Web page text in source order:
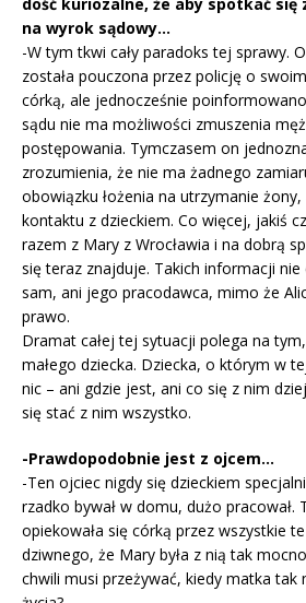
na wyrok sądowy…
-W tym tkwi cały paradoks tej sprawy.
została pouczona przez policję o
córką, ale jednocześnie
sądu nie ma możliwości zmuszenia
postępowania. Tymczasem on
zrozumienia, że nie ma żadnego
obowiązku łożenia na utrzymanie
kontaktu z dzieckiem. Co więcej, jakiś
razem z Mary z Wrocławia i na dobrą
się teraz znajduje. Takich informacji nie
sam, ani jego pracodawca, mimo że
prawo.
Dramat całej tej sytuacji polega na
małego dziecka. Dziecka, o którym w
nic – ani gdzie jest, ani co się z nim
się stać z nim wszystko.
-Prawdopodobnie jest z ojcem…
-Ten ojciec nigdy się dzieckiem
rzadko bywał w domu, dużo pracował.
opiekowała się córką przez wszystkie
dziwnego, że Mary była z nią tak
chwili musi przeżywać, kiedy matka tak